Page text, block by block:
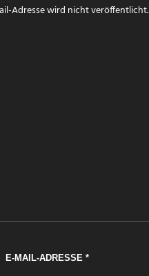
Adresse wird nicht veröffentlicht.
E-MAIL-ADRESSE *